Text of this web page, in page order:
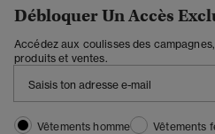
Débloquer Un Accès
Accédez aux coulisses des
produits et ventes.
Vêtements homme
Vêtements